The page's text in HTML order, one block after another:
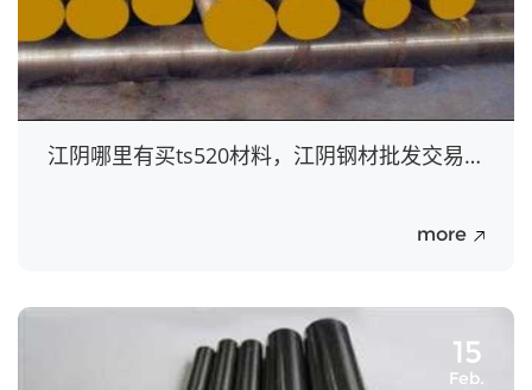
江阴哪里有买ts520材料，江阴钢材批发交易市场在哪里
more
15
Feb.